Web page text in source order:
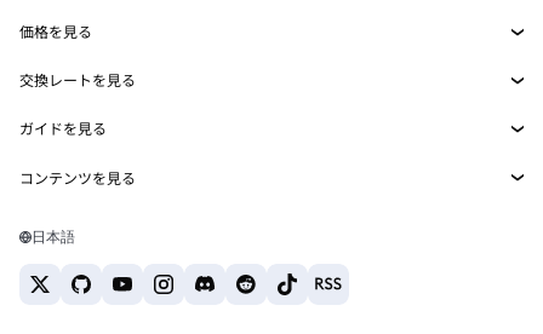
MetaMask Connect
Snaps
Web3サービス
セキュリティ
サポート
キャリア
お問い合わせ
価格を見る
イーサリアムの価格
Solanaの価格
Tetherの価格
交換レートを見る
ETH→USD
USDT→INR
BTC→INR
ETH→USDT
ガイドを見る
ETHの購入
USDTの購入
コンテンツを見る
Solanaウォレット
日本語